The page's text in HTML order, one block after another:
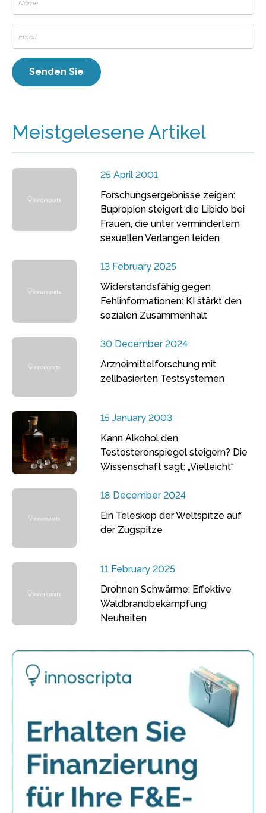
Meistgelesene Artikel
25 April 2001
Forschungsergebnisse zeigen:
Bupropion steigert die Libido bei
Frauen, die unter vermindertem
sexuellen Verlangen leiden
13 February 2025
Widerstandsfähig gegen
Fehlinformationen: KI stärkt den
sozialen Zusammenhalt
30 December 2024
Arzneimittelforschung mit
zellbasierten Testsystemen
15 January 2003
Kann Alkohol den
Testosteronspiegel steigern? Die
Wissenschaft sagt: „Vielleicht“
18 December 2024
Ein Teleskop der Weltspitze auf
der Zugspitze
11 February 2025
Drohnen Schwärme: Effektive
Waldbrandbekämpfung
Neuheiten